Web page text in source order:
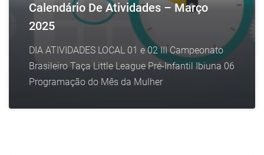
Calendário De Atividades – Março
2025
DIA ATIVIDADES LOCAL 01 e 02 III Campeonato
Brasileiro Taça Little League Pré-Infantil Ibiuna 06
Programação do Mês da Mulher